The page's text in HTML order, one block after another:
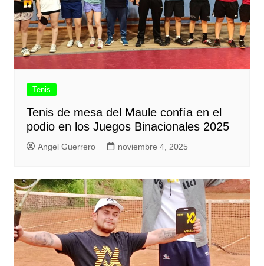
Tenis
Tenis de mesa del Maule confía en el
podio en los Juegos Binacionales 2025
Angel Guerrero noviembre 4, 2025